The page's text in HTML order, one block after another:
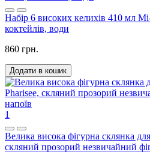
Набір 6 високих келихів 410 мл
коктейлів, води
860 грн.
Додати в кошик
1
Велика висока фігурна склянка
скляний прозорий незвичайний